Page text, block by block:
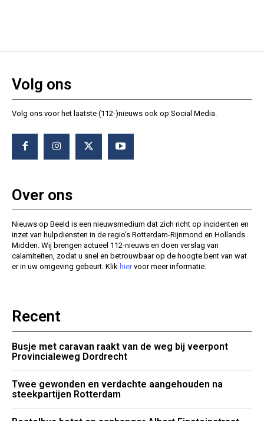
Volg ons
Volg ons voor het laatste (112-)nieuws ook op Social Media.
Over ons
Nieuws op Beeld is een nieuwsmedium dat zich richt op incidenten en
inzet van hulpdiensten in de regio’s Rotterdam-Rijnmond en Hollands
Midden. Wij brengen actueel 112-nieuws en doen verslag van
calamiteiten, zodat u snel en betrouwbaar op de hoogte bent van wat
er in uw omgeving gebeurt. Klik hiervoor meer informatie.
Recent
Busje met caravan raakt van de weg bij veerpont
Provincialeweg Dordrecht
Twee gewonden en verdachte aangehouden na
steekpartijen Rotterdam